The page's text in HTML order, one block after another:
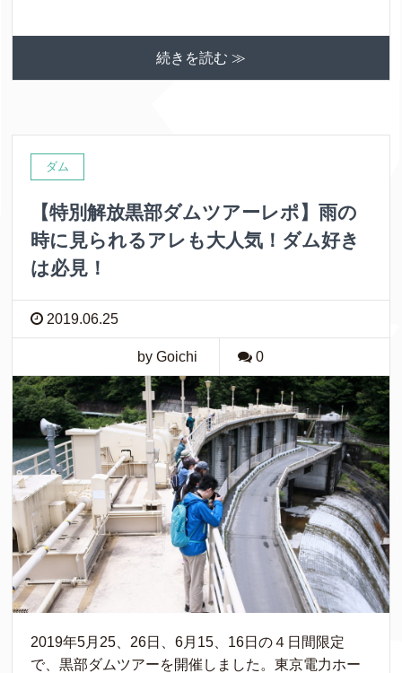
続きを読む ≫
ダム
【特別解放黒部ダムツアーレポ】雨の
時に見られるアレも大人気！ダム好き
は必見！
2019.06.25
by Goichi 0
2019年5月25、26日、6月15、16日の４日間限定
で、黒部ダムツアーを開催しました。東京電力ホー